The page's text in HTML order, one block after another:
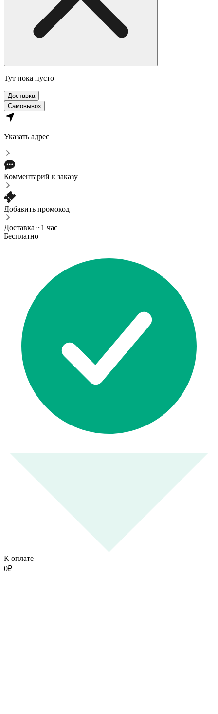
Тут пока пусто
Доставка
Самовывоз
Указать адрес
Комментарий к заказу
Добавить промокод
Доставка ~1 час
Бесплатно
К оплате
0₽